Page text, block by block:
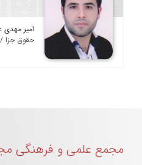
امیر مهدی
حقوق جزا
مجمع علمی و فرهنگی